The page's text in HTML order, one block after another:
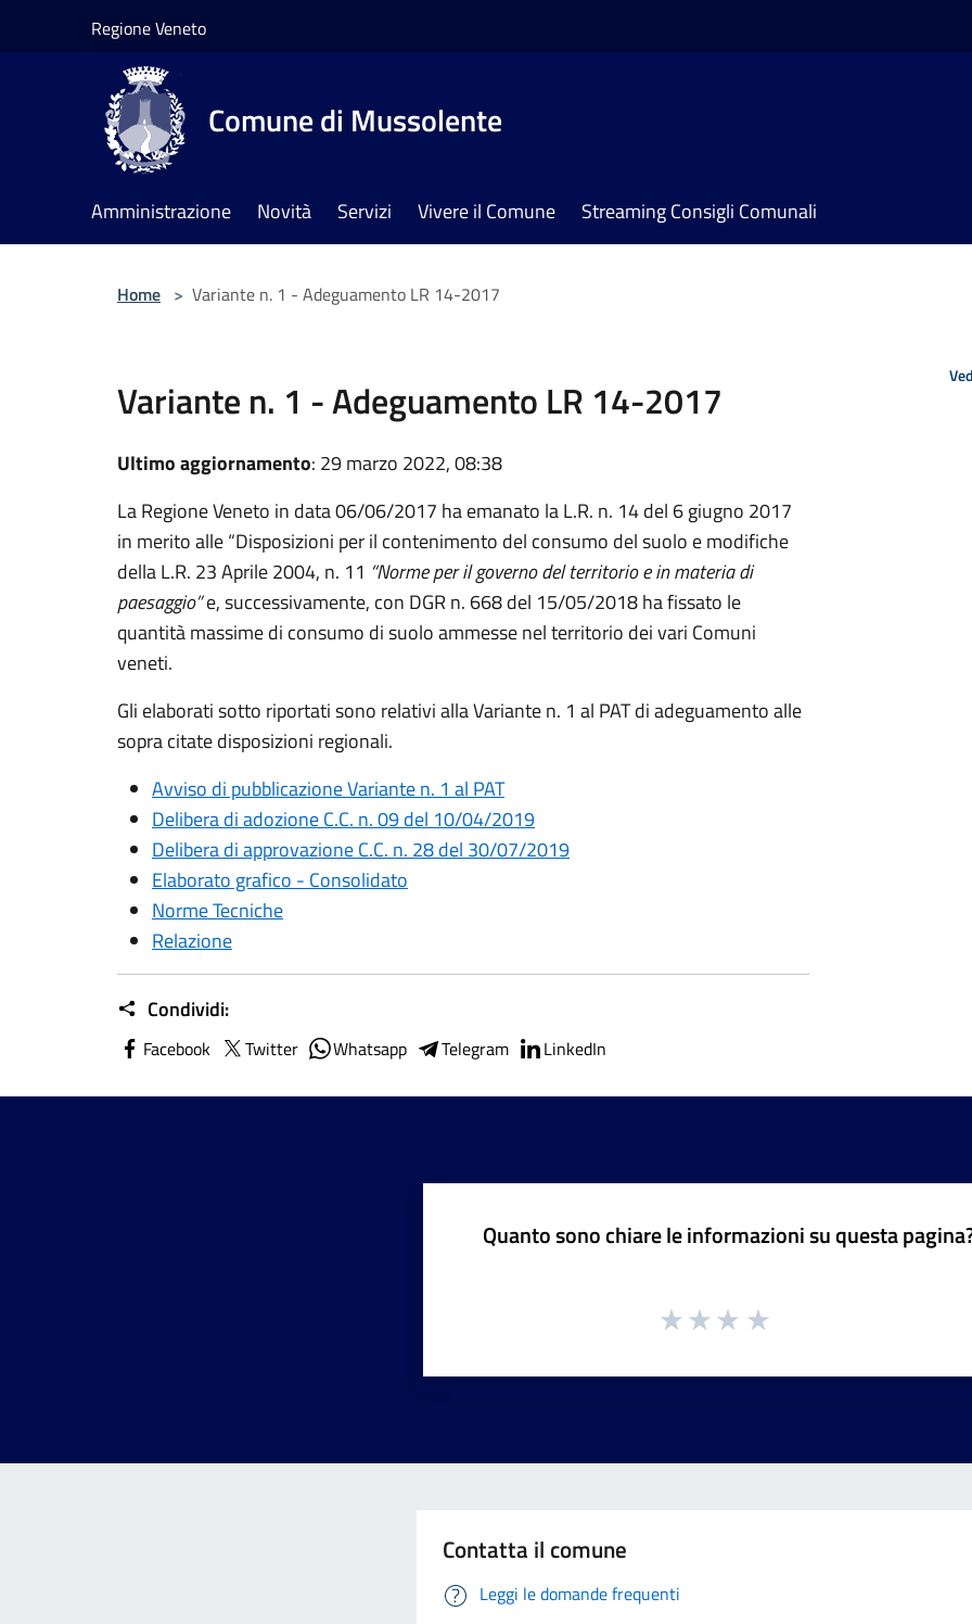
Regione Veneto
Comune di Mussolente
Amministrazione Novità Servizi Vivere il Comune Streaming Consigli Comunali
Home > Variante n. 1 - Adeguamento LR 14-2017
Variante n. 1 - Adeguamento LR 14-2017
Ultimo aggiornamento: 29 marzo 2022, 08:38
La Regione Veneto in data 06/06/2017 ha emanato la L.R. n. 14 del 6 giugno 2017
in merito alle “Disposizioni per il contenimento del consumo del suolo e modifiche
della L.R. 23 Aprile 2004, n. 11 “Norme per il governo del territorio e in materia di
paesaggio”e, successivamente, con DGR n. 668 del 15/05/2018 ha fissato le
quantità massime di consumo di suolo ammesse nel territorio dei vari Comuni
veneti.
Gli elaborati sotto riportati sono relativi alla Variante n. 1 al PAT di adeguamento alle
sopra citate disposizioni regionali.
Avviso di pubblicazione Variante n. 1 al PAT
Delibera di adozione C.C. n. 09 del 10/04/2019
Delibera di approvazione C.C. n. 28 del 30/07/2019
Elaborato grafico - Consolidato
Norme Tecniche
Relazione
Condividi:
Facebook Twitter Whatsapp Telegram LinkedIn
Quanto sono chiare le informazioni su questa
Contatta il comune
Leggi le domande frequenti